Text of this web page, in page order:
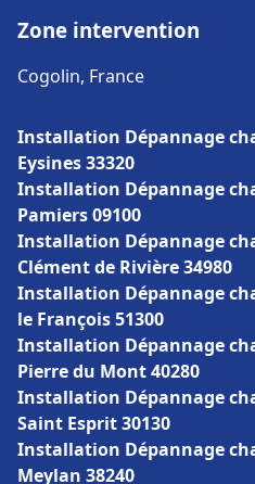
Zone intervention
Cogolin, France
Installation Dépannage
Eysines 33320
Installation Dépannage
Pamiers 09100
Installation Dépannage
Clément de Rivière 34980
Installation Dépannage
le François 51300
Installation Dépannage
Pierre du Mont 40280
Installation Dépannage
Saint Esprit 30130
Installation Dépannage
Meylan 38240